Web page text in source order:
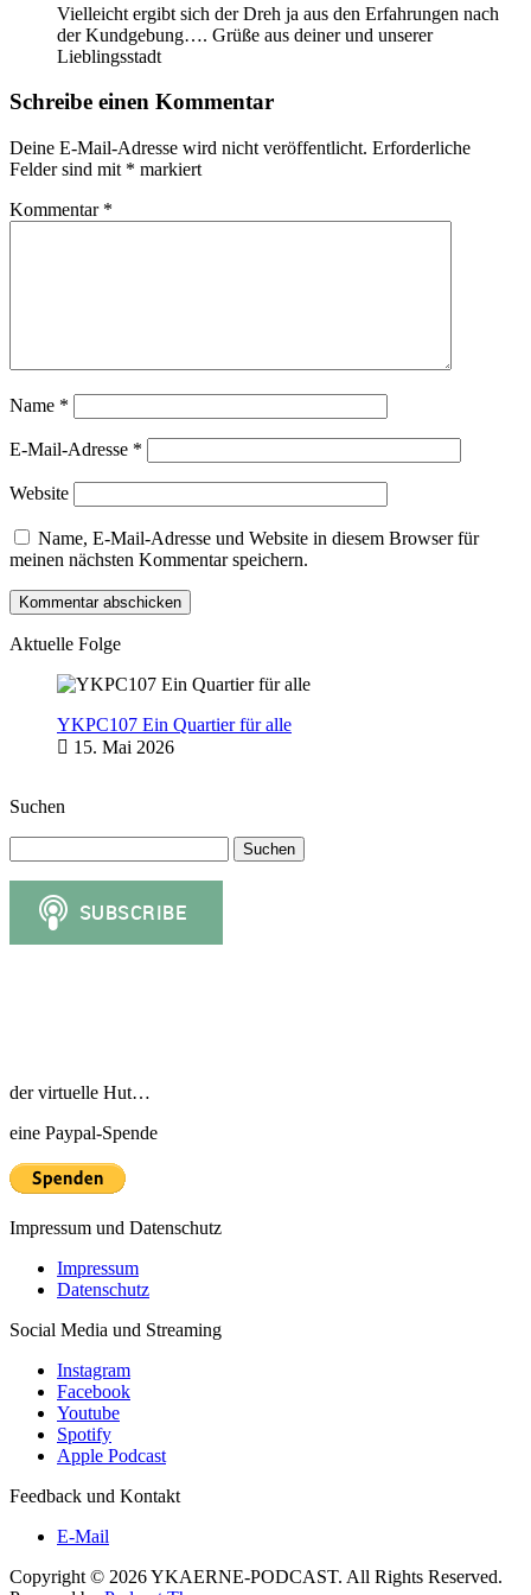
Vielleicht ergibt sich der Dreh ja aus den Erfahrungen nach
der Kundgebung…. Grüße aus deiner und unserer
Lieblingsstadt
Schreibe einen Kommentar
Deine E-Mail-Adresse wird nicht veröffentlicht. Erforderliche
Felder sind mit * markiert
Kommentar *
Name *
E-Mail-Adresse *
Website
Name, E-Mail-Adresse und Website in diesem Browser für
meinen nächsten Kommentar speichern.
Aktuelle Folge
YKPC107 Ein Quartier für alle
15. Mai 2026
Suchen
nach:
der virtuelle Hut…
eine Paypal-Spende
Impressum und Datenschutz
Impressum
Datenschutz
Social Media und Streaming
Instagram
Facebook
Youtube
Spotify
Apple Podcast
Feedback und Kontakt
E-Mail
Copyright © 2026 YKAERNE-PODCAST. All Rights Reserved.